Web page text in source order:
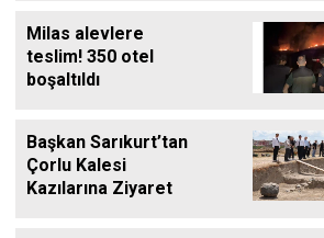
Milas alevlere
teslim! 350 otel
boşaltıldı
Başkan Sarıkurt’tan
Çorlu Kalesi
Kazılarına Ziyaret